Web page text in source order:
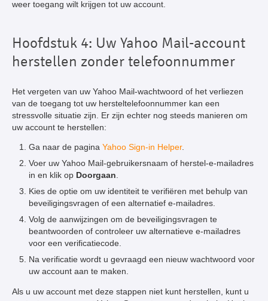
weer toegang wilt krijgen tot uw account.
Hoofdstuk 4: Uw Yahoo Mail-account
herstellen zonder telefoonnummer
Het vergeten van uw Yahoo Mail-wachtwoord of het verliezen
van de toegang tot uw hersteltelefoonnummer kan een
stressvolle situatie zijn. Er zijn echter nog steeds manieren om
uw account te herstellen:
Ga naar de pagina Yahoo Sign-in Helper.
Voer uw Yahoo Mail-gebruikersnaam of herstel-e-mailadres
in en klik op Doorgaan.
Kies de optie om uw identiteit te verifiëren met behulp van
beveiligingsvragen of een alternatief e-mailadres.
Volg de aanwijzingen om de beveiligingsvragen te
beantwoorden of controleer uw alternatieve e-mailadres
voor een verificatiecode.
Na verificatie wordt u gevraagd een nieuw wachtwoord voor
uw account aan te maken.
Als u uw account met deze stappen niet kunt herstellen, kunt u